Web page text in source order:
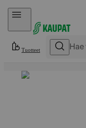
Hyppää sisältöön
Tuotteet